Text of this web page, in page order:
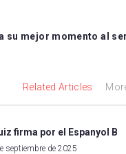
su mejor momento al
Related Articles
firma por el Espanyol B
septiembre de 2025